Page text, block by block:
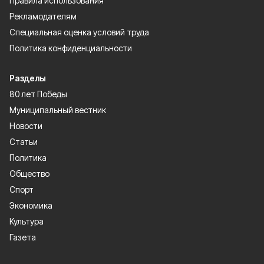
Рекламодателям
Специальная оценка условий труда
Политика конфиденциальности
Разделы
80 лет Победы
Муниципальный вестник
Новости
Статьи
Политика
Общество
Спорт
Экономика
Культура
Газета